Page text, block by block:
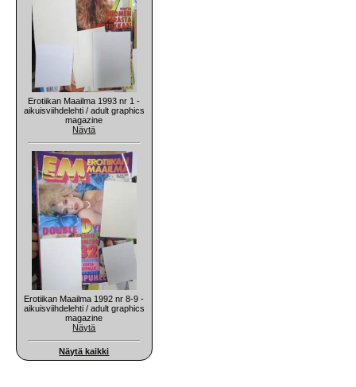
Erotiikan Maailma 1993 nr 1 -
aikuisviihdelehti / adult graphics
magazine
Näytä
Erotiikan Maailma 1992 nr 8-9 -
aikuisviihdelehti / adult graphics
magazine
Näytä
Näytä kaikki